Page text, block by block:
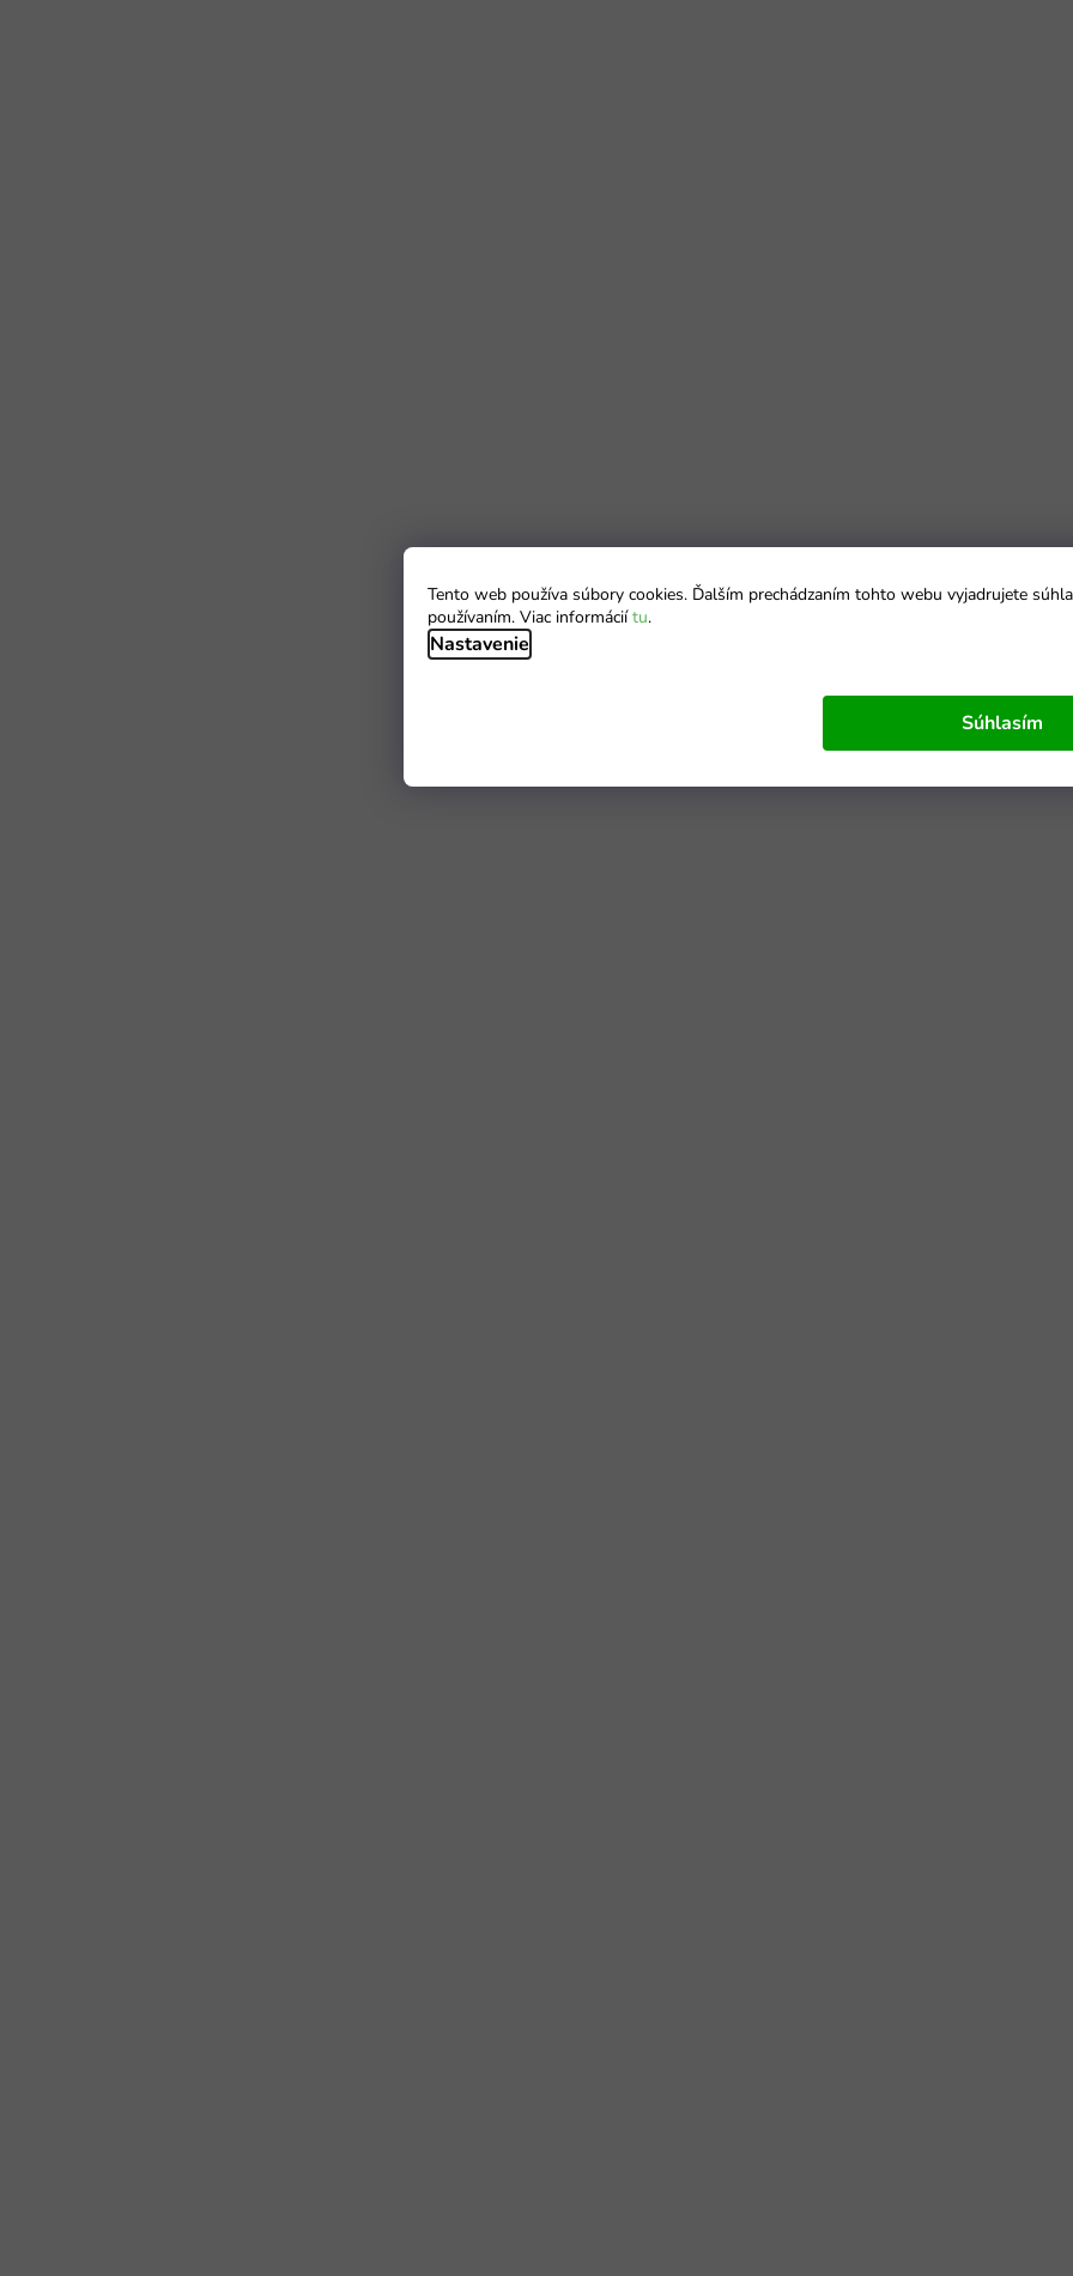
Tento web používa súbory cookies. Ďalším prechádzaním tohto webu vyjadrujete
používaním. Viac informáciítu.
Nastavenie
Súhlasím